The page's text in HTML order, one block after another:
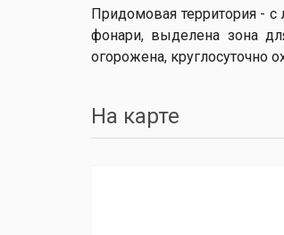
Придомовая территория -
фонари, выделена зона
огорожена, круглосуточно
На карте